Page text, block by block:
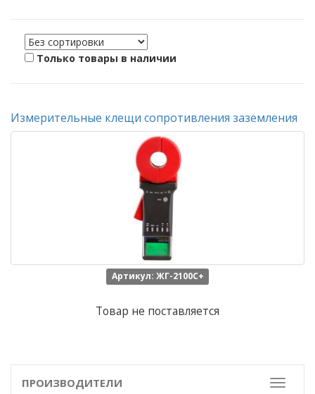
Только товары в наличии
Измерительные клещи сопротивления заземления
Артикул: ЖГ-2100С+
Товар не поставляется
Toggle
ПРОИЗВОДИТЕЛИ